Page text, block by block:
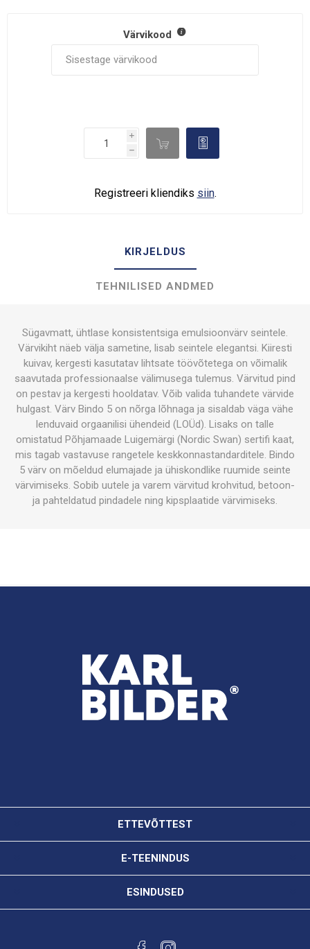
Värvikood
i
h
d 
Registreeri kliendiks siin.
KIRJELDUS
TEHNILISED ANDMED
Sügavmatt, ühtlase konsistentsiga emulsioonvärv seintele.
Värvikiht näeb välja sametine, lisab seintele elegantsi. Kiiresti
kuivav, kergesti kasutatav lihtsate töövõtetega on võimalik
saavutada professionaalse välimusega tulemus. Värvitud pind
on pestav ja kergesti hooldatav. Võib valida tuhandete värvide
hulgast. Värv Bindo 5 on nõrga lõhnaga ja sisaldab väga vähe
lenduvaid orgaanilisi ühendeid (LOÜd). Lisaks on talle
omistatud Põhjamaade Luigemärgi (Nordic Swan) sertifi kaat,
mis tagab vastavuse rangetele keskkonnastandarditele. Bindo
5 värv on mõeldud elumajade ja ühiskondlike ruumide seinte
värvimiseks. Sobib uutele ja varem värvitud krohvitud, betoon-
ja pahteldatud pindadele ning kipsplaatide värvimiseks.
ETTEVÕTTEST
E-TEENINDUS
ESINDUSED